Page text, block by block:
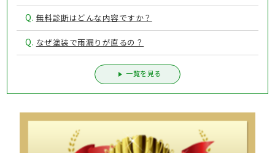
Q. 無料診断はどんな内容ですか？
Q. なぜ塗装で雨漏りが直るの？
一覧を見る